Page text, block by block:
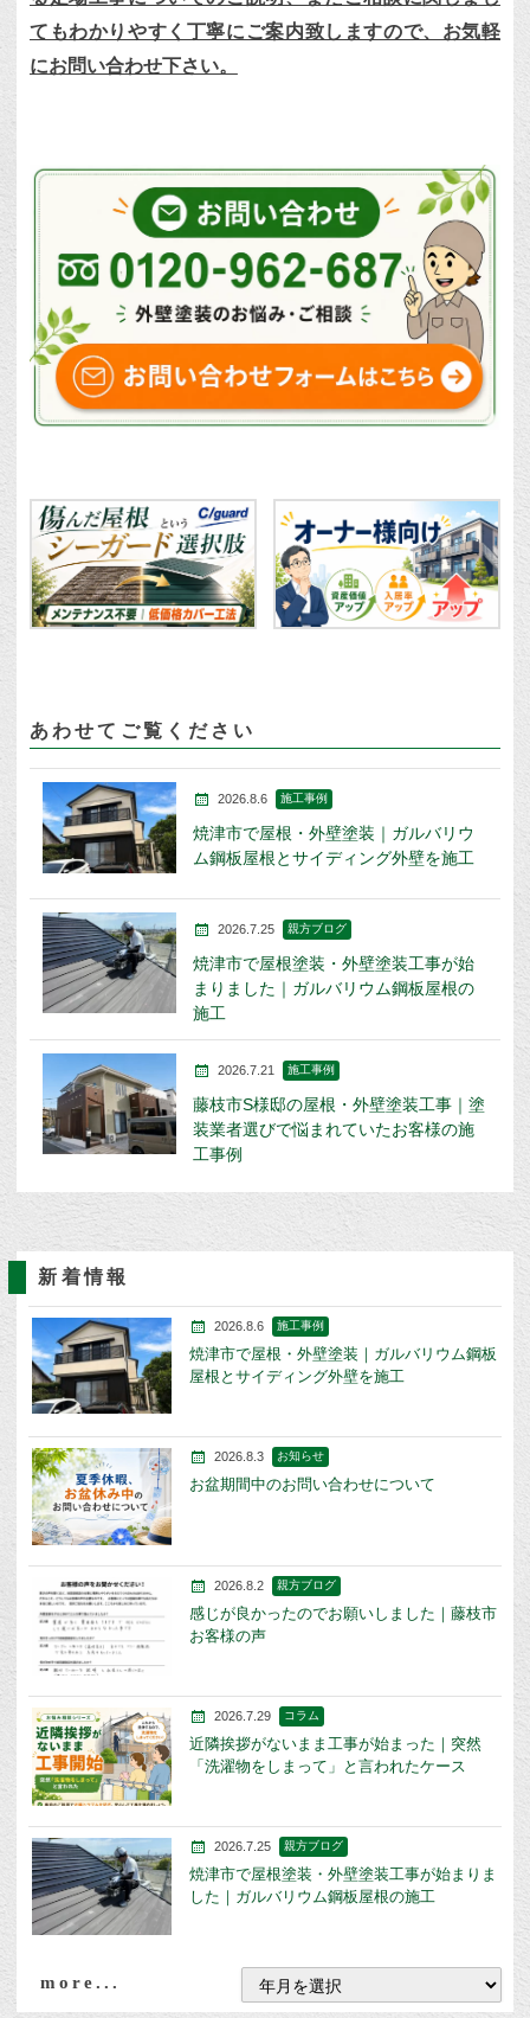
てもわかりやすく丁寧にご案内致しますので、お気軽
にお問い合わせ下さい。
あわせてご覧ください
2026.8.6 施工事例
焼津市で屋根・外壁塗装｜ガルバリウ
ム鋼板屋根とサイディング外壁を施工
2026.7.25 親方ブログ
焼津市で屋根塗装・外壁塗装工事が始
まりました｜ガルバリウム鋼板屋根の
施工
2026.7.21 施工事例
藤枝市S様邸の屋根・外壁塗装工事｜塗
装業者選びで悩まれていたお客様の施
工事例
新着情報
2026.8.6 施工事例
焼津市で屋根・外壁塗装｜ガルバリウム鋼板
屋根とサイディング外壁を施工
2026.8.3 お知らせ
お盆期間中のお問い合わせについて
2026.8.2 親方ブログ
感じが良かったのでお願いしました｜藤枝市
お客様の声
2026.7.29 コラム
近隣挨拶がないまま工事が始まった｜突然
「洗濯物をしまって」と言われたケース
2026.7.25 親方ブログ
焼津市で屋根塗装・外壁塗装工事が始まりま
した｜ガルバリウム鋼板屋根の施工
more...